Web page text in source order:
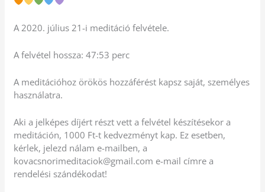
A 2020. július 21-i meditáció felvétele.
A felvétel hossza: 47:53 perc
A meditációhoz örökös hozzáférést kapsz saját, személyes
használatra.
Aki a jelképes díjért részt vett a felvétel készítésekor a
meditáción, 1000 Ft-t kedvezményt kap. Ez esetben,
kérlek, jelezd nálam e-mailben, a
kovacsnorimeditaciok@gmail.com e-mail címre a
rendelési szándékodat!